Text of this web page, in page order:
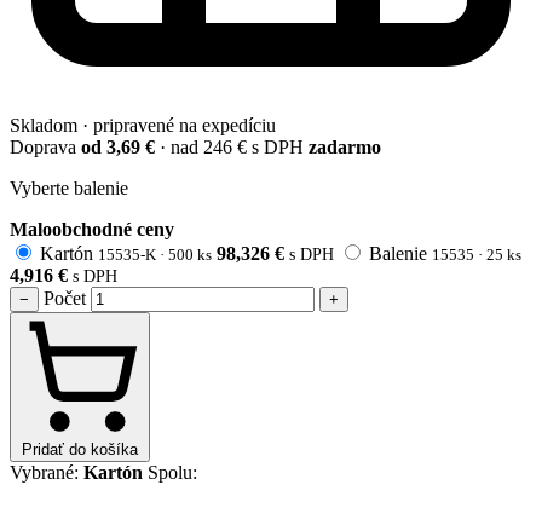
Skladom · pripravené na expedíciu
Doprava od 3,69 € · nad 246 € s DPH zadarmo
Vyberte balenie
Maloobchodné ceny
Kartón 15535-K · 500 ks 98,326 € s DPH Balenie 15535 · 25 ks
4,916 € s DPH
−
Počet +
Pridať do košíka
Vybrané: Kartón Spolu: